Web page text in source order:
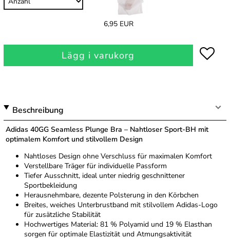
6,95 EUR
Lägg i varukorg
Beschreibung
Adidas 40GG Seamless Plunge Bra – Nahtloser Sport-BH mit
optimalem Komfort und stilvollem Design
Nahtloses Design ohne Verschluss für maximalen Komfort
Verstellbare Träger für individuelle Passform
Tiefer Ausschnitt, ideal unter niedrig geschnittener
Sportbekleidung
Herausnehmbare, dezente Polsterung in den Körbchen
Breites, weiches Unterbrustband mit stilvollem Adidas-Logo
für zusätzliche Stabilität
Hochwertiges Material: 81 % Polyamid und 19 % Elasthan
sorgen für optimale Elastizität und Atmungsaktivität